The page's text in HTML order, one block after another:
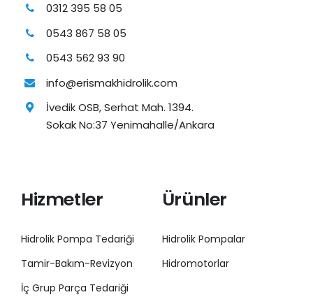
0312 395 58 05
0543 867 58 05
0543 562 93 90
info@erismakhidrolik.com
İvedik OSB, Serhat Mah. 1394.
Sokak No:37 Yenimahalle/Ankara
Hizmetler
Hidrolik Pompa Tedariği
Tamir-Bakım-Revizyon
İç Grup Parça Tedariği
Ürünler
Hidrolik Pompalar
Hidromotorlar